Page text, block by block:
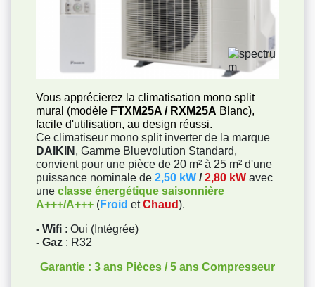
Vous apprécierez la climatisation mono split
mural (modèle FTXM25A / RXM25A Blanc),
facile d'utilisation, au design réussi.
Ce climatiseur mono split inverter de la marque
DAIKIN , Gamme Bluevolution Standard,
convient pour une pièce de 20 m² à 25 m² d'une
puissance nominale de 2,50 kW /2,80 kW avec
une classe énergétique saisonnière
A+++/A+++ (Froid etChaud).
- Wifi : Oui (Intégrée)
- Gaz : R32
Garantie : 3 ans Pièces / 5 ans Compresseur